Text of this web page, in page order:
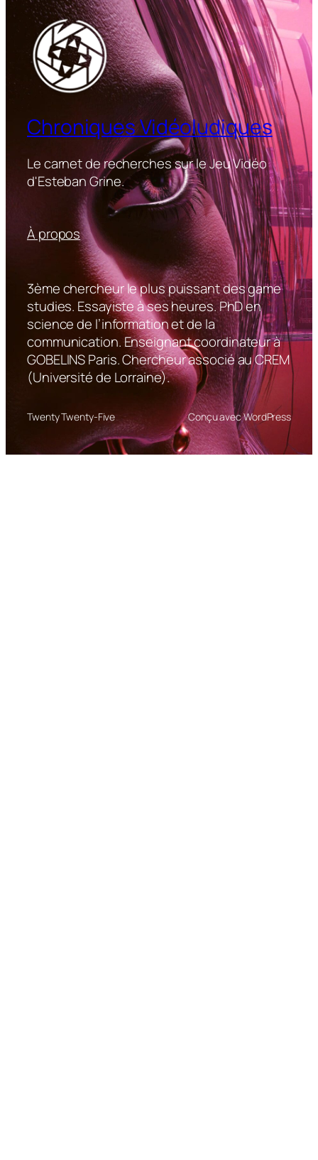
Chroniques Vidéoludiques
Le carnet de recherches sur le Jeu Vidéo
d'Esteban Grine.
À propos
3ème chercheur le plus puissant des game
studies. Essayiste à ses heures. PhD en
science de l’information et de la
communication. Enseignant coordinateur à
GOBELINS Paris. Chercheur associé au CREM
(Université de Lorraine).
Twenty Twenty-Five Conçu avec WordPress